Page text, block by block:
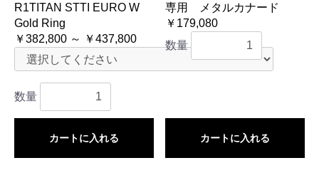
R1TITAN STTI EURO W
Gold Ring
￥382,800 ～ ￥437,800
数量
カートに入れる
専用 メタルカナード
￥179,080
数量
カートに入れる